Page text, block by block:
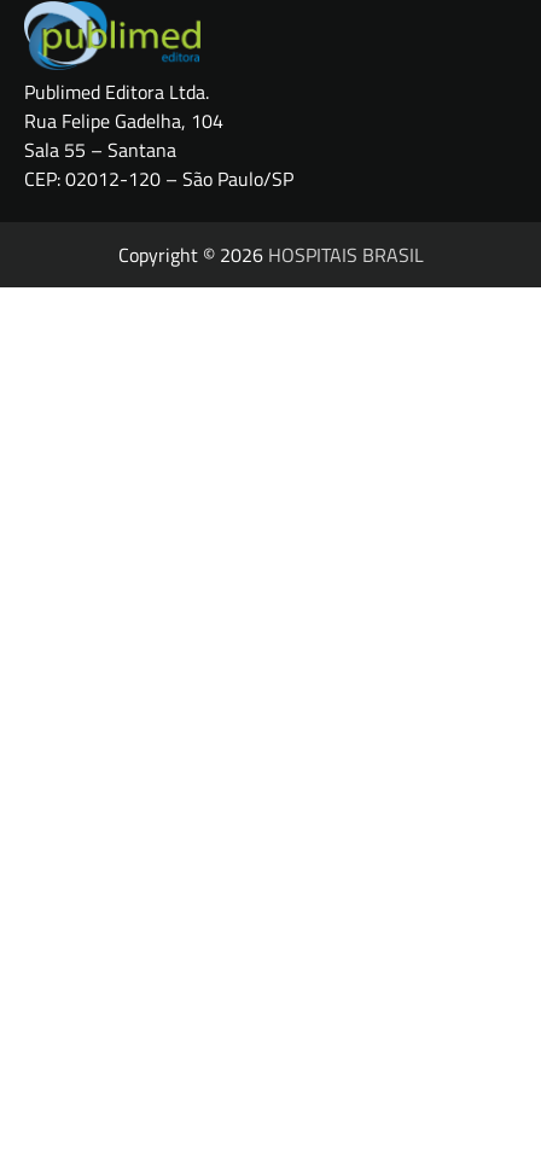
Publimed Editora Ltda.
Rua Felipe Gadelha, 104
Sala 55 – Santana
CEP: 02012-120 – São Paulo/SP
Copyright © 2026 HOSPITAIS BRASIL